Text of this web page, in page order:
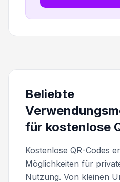
Beliebte
für kostenlose
Kostenlose QR-Codes
Möglichkeiten für
Nutzung. Von kleinen